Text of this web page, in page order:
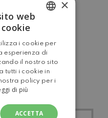
ENGLISH
×
web
i cookie per
esperienza di
il nostro sito
tutti i cookie in
policy per i
di più
ACCETTA